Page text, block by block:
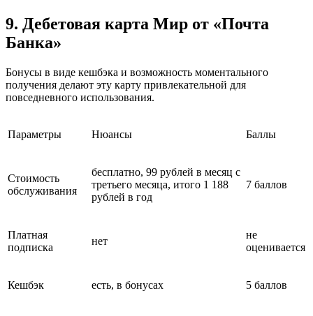
9. Дебетовая карта Мир от «Почта
Банка»
Бонусы в виде кешбэка и возможность моментального
получения делают эту карту привлекательной для
повседневного использования.
Параметры Нюансы Баллы
Стоимость
обслуживания
бесплатно, 99 рублей в месяц с
третьего месяца, итого 1 188
рублей в год
7 баллов
Платная
подписка
нет
не
оценивается
Кешбэк есть, в бонусах 5 баллов